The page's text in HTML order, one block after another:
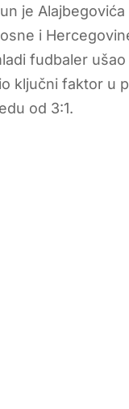
je
i
fudbaler
ključni faktor u
od 3:1.